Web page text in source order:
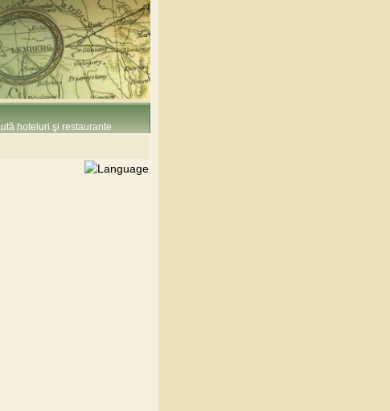
hoteluri şi restaurante